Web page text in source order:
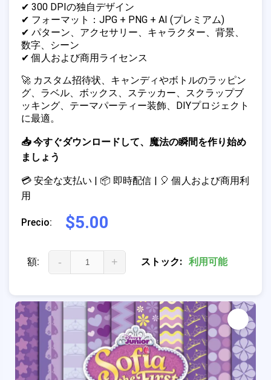
✔ 300 DPIの独自デザイン
✔ フォーマット：JPG + PNG + AI (プレミアム)
✔ パターン、アクセサリー、キャラクター、背景、
数字、シーン
✔ 個人および商用ライセンス
🚀 カスタム招待状、キャンディやボトルのラッピン
グ、ラベル、ボックス、ステッカー、スクラップブ
ッキング、テーマパーティー装飾、DIYプロジェクト
に最適。
📥 今すぐダウンロードして、魔法の瞬間を作り始め
ましょう
💳 安全な支払い | 📦 即時配信 | 🎈 個人および商用利
用
Precio: $5.00
額: - + ストック: 利用可能